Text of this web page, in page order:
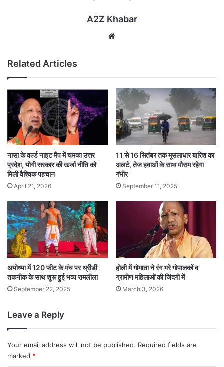
A2Z Khabar
Related Articles
नासा के वर्ल्ड नाइट मैप में चमका उत्तर
प्रदेश, योगी सरकार की ऊर्जा नीति को
मिली वैश्विक पहचान
April 21, 2026
11 से 16 सितंबर तक मूसलाधार बारिश का
अलर्ट, तेज हवाओं के साथ मौसम रहेगा
गंभीर
September 11, 2025
अयोध्या में 120 फीट के मंच पर थ्रीडी
तकनीक के साथ शुरू हुई भव्य रामलीला
September 22, 2025
होली में गोमाता ने रंग भरे गोपालकों व
ग्रामीण महिलाओं की जिंदगी में
March 3, 2026
Leave a Reply
Your email address will not be published. Required fields are
marked *